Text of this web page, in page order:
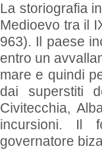
La storiografia
Medioevo tra il
963). Il paese
entro un
mare e quindi
dai superstiti
Civitecchia,
incursioni. Il
governatore